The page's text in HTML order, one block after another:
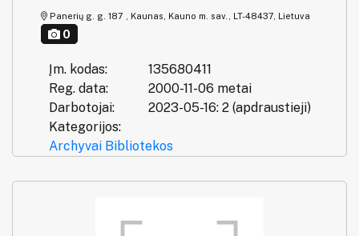
Panerių g. g. 187 , Kaunas, Kauno m. sav., LT-48437, Lietuva
0
Įm. kodas:
135680411
Reg. data:
2000-11-06 metai
Darbotojai:
2023-05-16: 2 (apdraustieji)
Kategorijos:
Archyvai Bibliotekos